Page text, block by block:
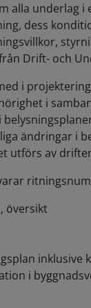
alla underlag i
dess
Drift- och
i
i
ändringar i
utförs av
översikt
i